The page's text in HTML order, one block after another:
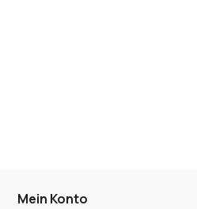
Mein Konto